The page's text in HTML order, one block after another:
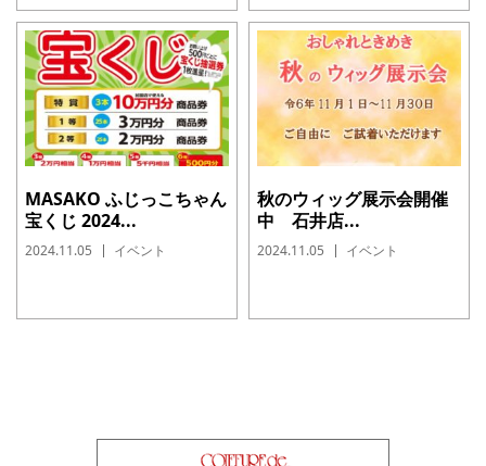
MASAKO ふじっこちゃん
宝くじ 2024...
2024.11.05 イベント
秋のウィッグ展示会開催
中 石井店...
2024.11.05 イベント